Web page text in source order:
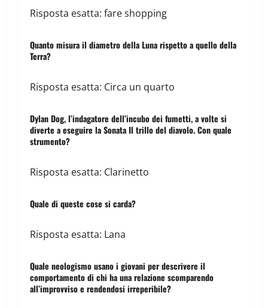
Risposta esatta: fare shopping
Quanto misura il diametro della Luna rispetto a quello della
Terra?
Risposta esatta: Circa un quarto
Dylan Dog, l’indagatore dell’incubo dei fumetti, a volte si
diverte a eseguire la Sonata Il trillo del diavolo. Con quale
strumento?
Risposta esatta: Clarinetto
Quale di queste cose si carda?
Risposta esatta: Lana
Quale neologismo usano i giovani per descrivere il
comportamento di chi ha una relazione scomparendo
all’improvviso e rendendosi irreperibile?